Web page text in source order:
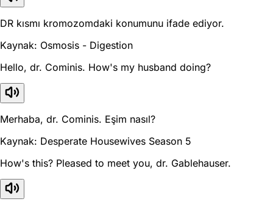
DR kısmı kromozomdaki konumunu ifade ediyor.
Kaynak: Osmosis - Digestion
Hello, dr. Cominis. How's my husband doing?
Merhaba, dr. Cominis. Eşim nasıl?
Kaynak: Desperate Housewives Season 5
How's this? Pleased to meet you, dr. Gablehauser.